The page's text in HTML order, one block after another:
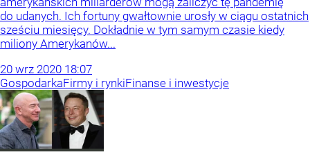
do udanych. Ich fortuny gwałtownie urosły w ciągu ostatnich
sześciu miesięcy. Dokładnie w tym samym czasie kiedy
miliony Amerykanów...
20 wrz 2020 18:07
GospodarkaFirmy i rynkiFinanse i inwestycje